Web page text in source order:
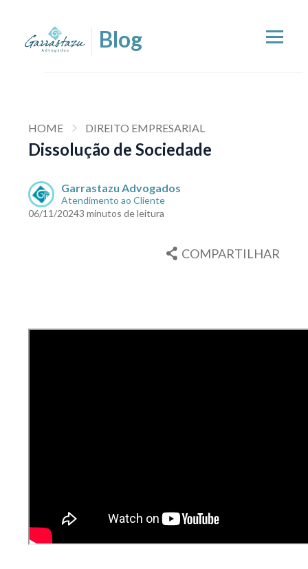
HOME DIREITO EMPRESARIAL
Dissolução de Sociedade
Garrastazu Advogados
Atendimento ao Cliente
06/11/20243 minutos de leitura
COMPARTILHAR